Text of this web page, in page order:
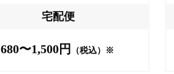
宅配便
680〜1,500円 （税込）※